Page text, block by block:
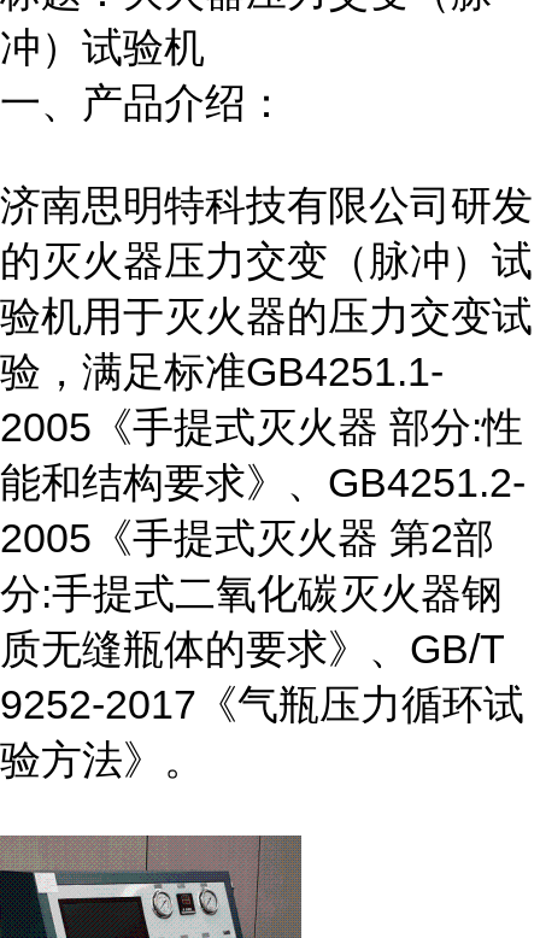
冲）试验机
一、产品介绍：
济南思明特科技有限公司研发
的灭火器压力交变（脉冲）试
验机用于灭火器的压力交变试
验，满足标准GB4251.1-
2005《手提式灭火器 部分:性
能和结构要求》、GB4251.2-
2005《手提式灭火器 第2部
分:手提式二氧化碳灭火器钢
质无缝瓶体的要求》、GB/T
9252-2017《气瓶压力循环试
验方法》。